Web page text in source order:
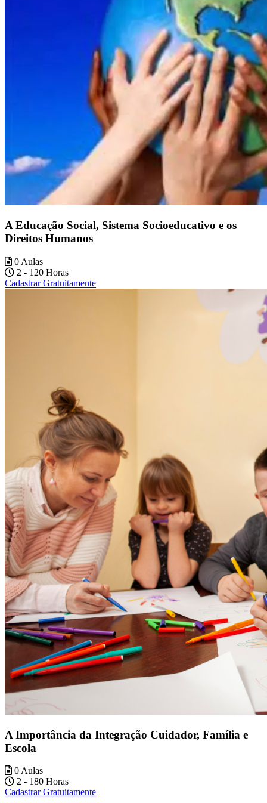
A Educação Social, Sistema Socioeducativo e os
Direitos Humanos
0 Aulas
2 - 120 Horas
Cadastrar Gratuitamente
A Importância da Integração Cuidador, Família e
Escola
0 Aulas
2 - 180 Horas
Cadastrar Gratuitamente